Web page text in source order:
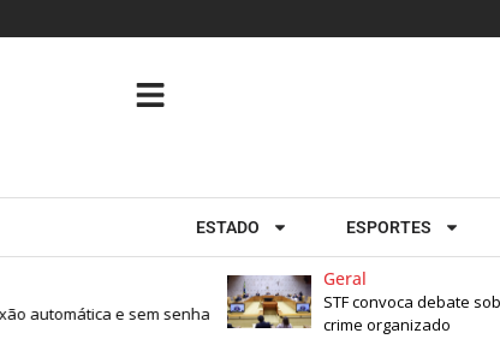
ESTADO ESPORTES
Geral
STF convoca debate sobre
crime organizado
e sem senha